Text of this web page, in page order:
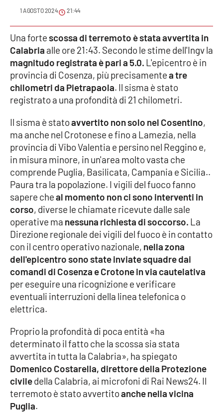
Meteo
Editoriali
VIDEO
Ambiente
Cronaca
Cultura
Economia e Lavoro
Politica
Sanità
Società
Sport
RUBRICHE
Good Morning Vietnam
Parchi Marini Calabria
Leggendo Alvaro insieme
Imprese Di Calabria
1 AGOSTO 2024 21:44
Una fortescossa di terremoto è stata avvertita in
Calabria alle ore 21:43. Secondo le stime dell'Ingv la
magnitudo registrata è pari a 5.0. L'epicentro è in
provincia di Cosenza, più precisamentea tre
chilometri da Pietrapaola. Il sisma è stato
registrato a una profondità di 21 chilometri.
Il sisma è statoavvertito non solo nel Cosentino,
ma anche nel Crotonese e fino a Lamezia, nella
provincia di Vibo Valentia e persino nel Reggino e,
in misura minore, in un'area molto vasta che
comprende Puglia, Basilicata, Campania e Sicilia..
Paura tra la popolazione. I vigili del fuoco fanno
sapere cheal momento non ci sono interventi in
corso, diverse le chiamate ricevute dalle sale
operative ma nessuna richiesta di soccorso. La
Direzione regionale dei vigili del fuoco è in contatto
con il centro operativo nazionale, nella zona
dell'epicentro sono state inviate squadre dai
comandi di Cosenza e Crotone in via cautelativa
per eseguire una ricognizione e verificare
eventuali interruzioni della linea telefonica o
elettrica.
Proprio la profondità di poca entità «ha
determinato il fatto che la scossa sia stata
avvertita in tutta la Calabria», ha spiegato
Domenico Costarella, direttore della Protezione
civiledella Calabria, ai microfoni di Rai News24. Il
terremoto è stato avvertitoanche nella vicina
Puglia.